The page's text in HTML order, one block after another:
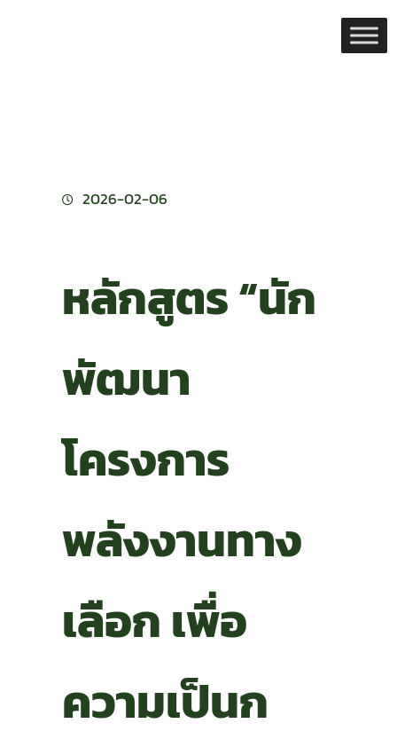
2026-02-06
หลักสูตร “นัก
พัฒนา
โครงการ
พลังงานทาง
เลือก เพื่อ
ความเป็นก